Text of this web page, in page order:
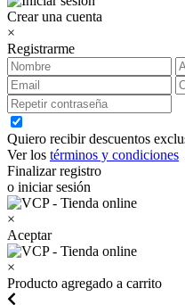
Crear una cuenta
×
Registrarme
Quiero recibir descuentos
Ver los términos y condiciones
Finalizar registro
o iniciar sesión
×
Aceptar
×
Producto agregado a carrito